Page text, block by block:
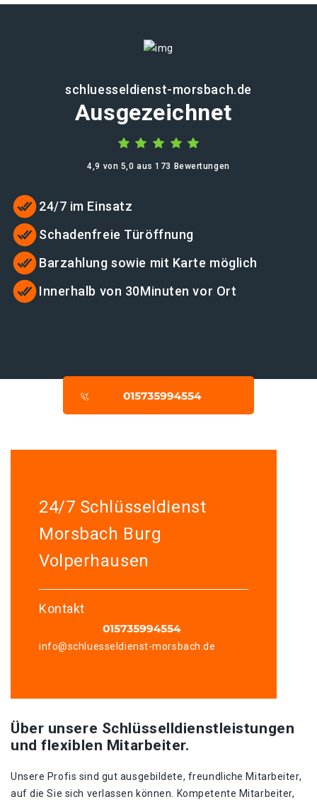
schluesseldienst-morsbach.de
Ausgezeichnet
4,9 von 5,0 aus 173 Bewertungen
24/7 im Einsatz
Schadenfreie Türöffnung
Barzahlung sowie mit Karte möglich
Innerhalb von 30Minuten vor Ort
24/7 Schlüsseldienst
Morsbach Burg
Volperhausen
Kontakt
info@schluesseldienst-morsbach.de
Über unsere Schlüsselldienstleistungen
und flexiblen Mitarbeiter.
Unsere Profis sind gut ausgebildete, freundliche Mitarbeiter,
auf die Sie sich verlassen können. Kompetente Mitarbeiter,